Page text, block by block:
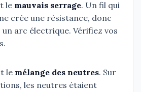
le mauvais serrage. Un fil qui
crée une résistance, donc
un arc électrique. Vérifiez vos
le mélange des neutres. Sur
les neutres étaient